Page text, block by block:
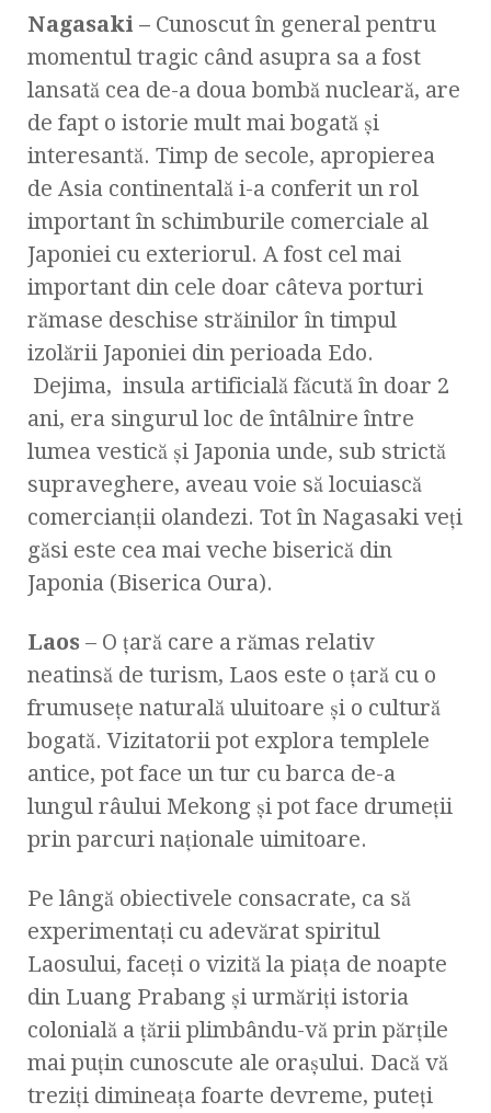
Nagasaki – Cunoscut în general pentru
momentul tragic când asupra sa a fost
lansată cea de-a doua bombă nucleară, are
de fapt o istorie mult mai bogată și
interesantă. Timp de secole, apropierea
de Asia continentală i-a conferit un rol
important în schimburile comerciale al
Japoniei cu exteriorul. A fost cel mai
important din cele doar câteva porturi
rămase deschise străinilor în timpul
izolării Japoniei din perioada Edo.
Dejima, insula artificială făcută în doar 2
ani, era singurul loc de întâlnire între
lumea vestică și Japonia unde, sub strictă
supraveghere, aveau voie să locuiască
comercianții olandezi. Tot în Nagasaki veți
găsi este cea mai veche biserică din
Japonia (Biserica Oura).
Laos – O țară care a rămas relativ
neatinsă de turism, Laos este o țară cu o
frumusețe naturală uluitoare și o cultură
bogată. Vizitatorii pot explora templele
antice, pot face un tur cu barca de-a
lungul râului Mekong și pot face drumeții
prin parcuri naționale uimitoare.
Pe lângă obiectivele consacrate, ca să
experimentați cu adevărat spiritul
Laosului, faceți o vizită la piața de noapte
din Luang Prabang și urmăriți istoria
colonială a țării plimbându-vă prin părțile
mai puțin cunoscute ale orașului. Dacă vă
treziți dimineața foarte devreme, puteți